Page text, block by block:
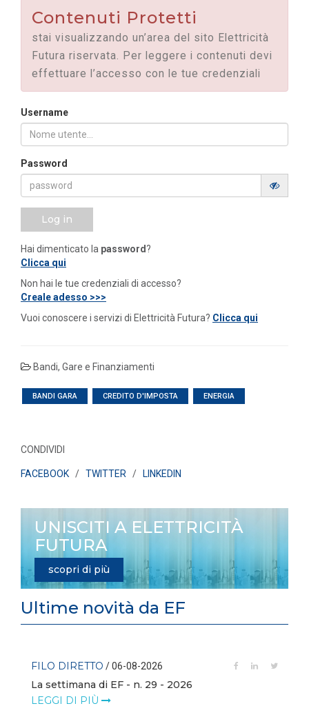
Contenuti Protetti
stai visualizzando un’area del sito Elettricità
Futura riservata. Per leggere i contenuti devi
effettuare l’accesso con le tue credenziali
Username
Password
Log in
Hai dimenticato la password ?
Clicca qui
Non hai le tue credenziali di accesso?
Creale adesso >>>
Vuoi conoscere i servizi di Elettricità Futura? Clicca qui
Bandi, Gare e Finanziamenti
BANDI GARA CREDITO D'IMPOSTA ENERGIA
CONDIVIDI
FACEBOOK / TWITTER / LINKEDIN
UNISCITI A ELETTRICITÀ
FUTURA
scopri di più
Ultime novità da EF
FILO DIRETTO / 06-08-2026
La settimana di EF - n. 29 - 2026
LEGGI DI PIÙ